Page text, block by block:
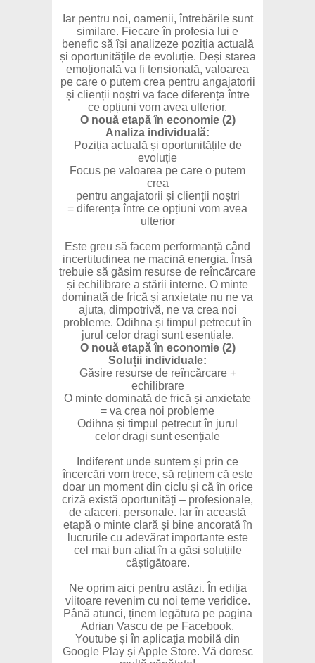
Iar pentru noi, oamenii, întrebările sunt
similare. Fiecare în profesia lui e
benefic să își analizeze poziția actuală
și oportunitățile de evoluție. Deși starea
emoțională va fi tensionată, valoarea
pe care o putem crea pentru angajatorii
și clienții noștri va face diferența între
ce opțiuni vom avea ulterior.
O nouă etapă în economie (2)
Analiza individuală:
Poziția actuală și oportunitățile de
evoluție
Focus pe valoarea pe care o putem
crea
pentru angajatorii și clienții noștri
= diferența între ce opțiuni vom avea
ulterior
Este greu să facem performanță când
incertitudinea ne macină energia. Însă
trebuie să găsim resurse de reîncărcare
și echilibrare a stării interne. O minte
dominată de frică și anxietate nu ne va
ajuta, dimpotrivă, ne va crea noi
probleme. Odihna și timpul petrecut în
jurul celor dragi sunt esențiale.
O nouă etapă în economie (2)
Soluții individuale:
Găsire resurse de reîncărcare +
echilibrare
O minte dominată de frică și anxietate
= va crea noi probleme
Odihna și timpul petrecut în jurul
celor dragi sunt esențiale
Indiferent unde suntem și prin ce
încercări vom trece, să reținem că este
doar un moment din ciclu și că în orice
criză există oportunități – profesionale,
de afaceri, personale. Iar în această
etapă o minte clară și bine ancorată în
lucrurile cu adevărat importante este
cel mai bun aliat în a găsi soluțiile
câștigătoare.
Ne oprim aici pentru astăzi. În ediția
viitoare revenim cu noi teme veridice.
Până atunci, ținem legătura pe pagina
Adrian Vascu de pe Facebook,
Youtube și în aplicația mobilă din
Google Play și Apple Store. Vă doresc